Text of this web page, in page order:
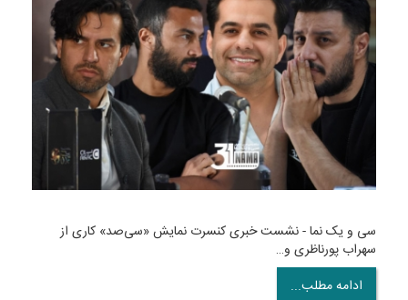
سی و یک نما - نشست خبری کنسرت نمایش «سی‌صد» کاری از
سهراب پورناظری و…
ادامه مطلب...